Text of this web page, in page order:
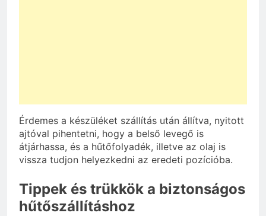
Érdemes a készüléket szállítás után állítva, nyitott
ajtóval pihentetni, hogy a belső levegő is
átjárhassa, és a hűtőfolyadék, illetve az olaj is
vissza tudjon helyezkedni az eredeti pozícióba.
Tippek és trükkök a biztonságos
hűtőszállításhoz